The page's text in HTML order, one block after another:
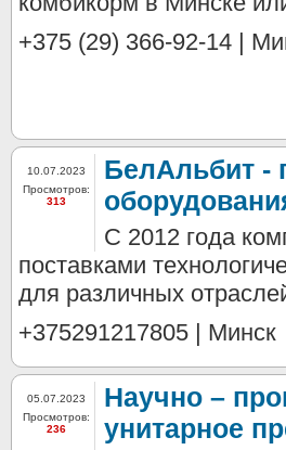
+375 (29) 366-92-14 |
10.07.2023
Просмотров:
313
БелАльбит -
C 2012 года
поставками
для различных
+375291217805 | Минск
05.07.2023
Просмотров:
236
Научно –
унитарное